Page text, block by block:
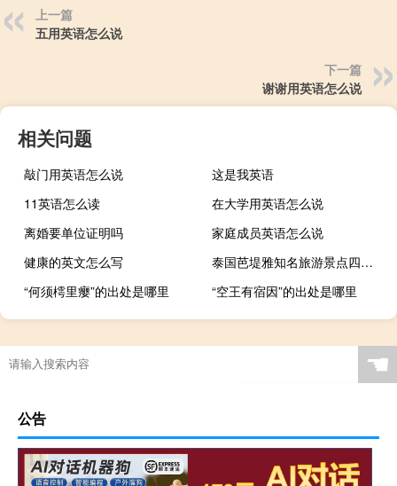
上一篇
五用英语怎么说
下一篇
谢谢用英语怎么说
相关问题
敲门用英语怎么说
这是我英语
11英语怎么读
在大学用英语怎么说
离婚要单位证明吗
家庭成员英语怎么说
健康的英文怎么写
泰国芭堤雅知名旅游景点四方水上市场发生严重火灾暂无人员伤亡
“何须樗里瘿”的出处是哪里
“空王有宿因”的出处是哪里
☚
公告